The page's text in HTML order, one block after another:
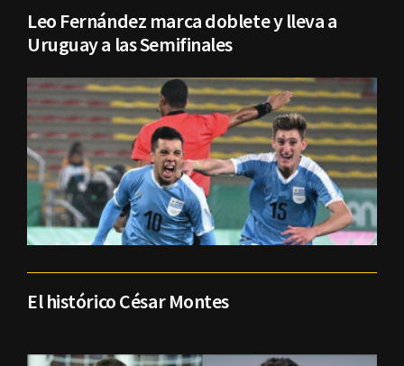
Leo Fernández marca doblete y lleva a
Uruguay a las Semifinales
El histórico César Montes